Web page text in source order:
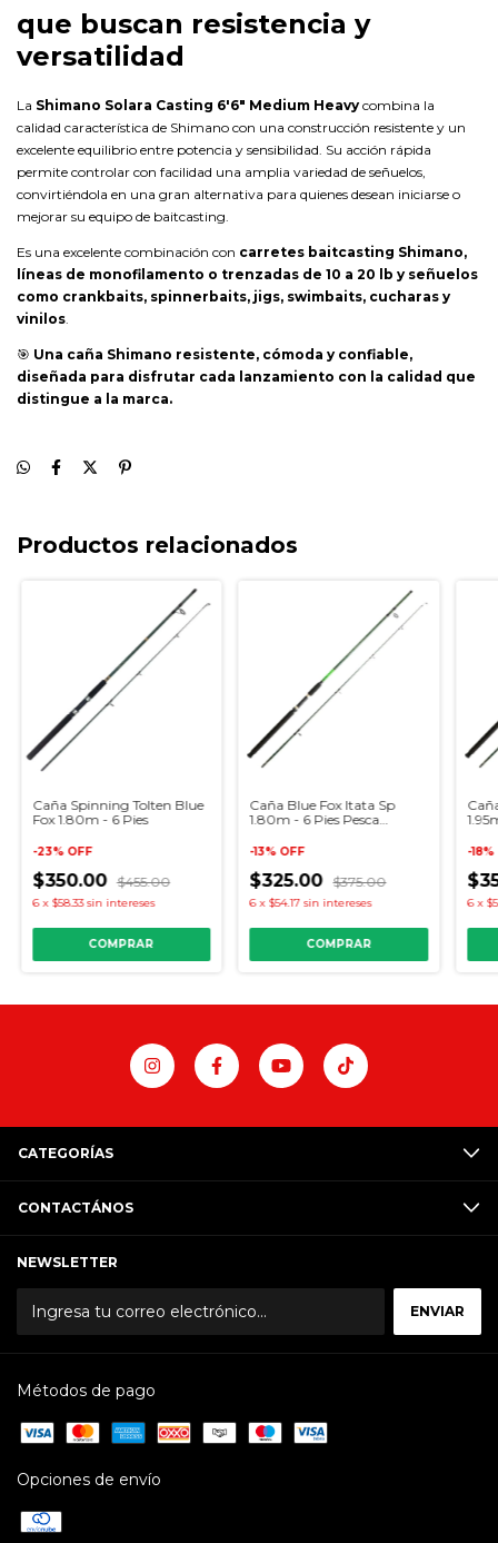
que buscan resistencia y
versatilidad
La Shimano Solara Casting 6'6" Medium Heavy combina la
calidad característica de Shimano con una construcción resistente y un
excelente equilibrio entre potencia y sensibilidad. Su acción rápida
permite controlar con facilidad una amplia variedad de señuelos,
convirtiéndola en una gran alternativa para quienes desean iniciarse o
mejorar su equipo de baitcasting.
Es una excelente combinación con carretes baitcasting Shimano,
líneas de monofilamento o trenzadas de 10 a 20 lb y señuelos
como crankbaits, spinnerbaits, jigs, swimbaits, cucharas y
vinilos.
🎯 Una caña Shimano resistente, cómoda y confiable,
diseñada para disfrutar cada lanzamiento con la calidad que
distingue a la marca.
Productos relacionados
Caña Spinning Tolten Blue
Fox 1.80m - 6 Pies
-23% OFF
$350.00 $455.00
6 x $58.33 sin intereses
Caña Blue Fox Itata Sp
1.80m - 6 Pies Pesca
-13% OFF
$325.00 $375.00
6 x $54.17 sin intereses
-18%
6 x
CATEGORÍAS
CONTACTÁNOS
NEWSLETTER
Métodos de pago
Opciones de envío